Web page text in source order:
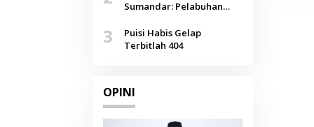
Agustus
Sumandar: Pelabuhan
Selendang Benang Merah
Lombang
3
Puisi Habis Gelap
Terbitlah 404
OPINI